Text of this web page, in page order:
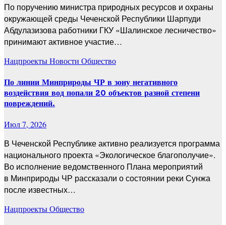
По поручению министра природных ресурсов и охраны
окружающей среды Чеченской Республики Шарпуди
Абдулазизова работники ГКУ «Шалинское лесничество»
принимают активное участие…
НацпроектыНовости Общество
По линии Минприроды ЧР в зону негативного
воздействия вод попали 20 объектов разной степени
повреждений.
Июл 7, 2026
В Чеченской Республике активно реализуется программа
национального проекта «Экологическое благополучие».
Во исполнение ведомственного Плана мероприятий
в Минприроды ЧР рассказали о состоянии реки Сунжа
после известных…
НацпроектыОбщество